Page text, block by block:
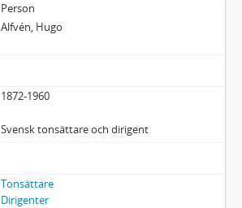
Person
Alfvén, Hugo
1872-1960
Svensk tonsättare och dirigent
Tonsättare
Dirigenter